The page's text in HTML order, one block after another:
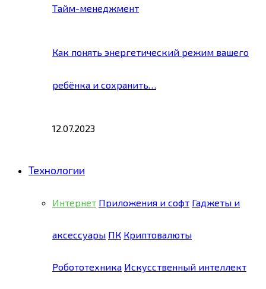
Тайм-менеджмент
Как понять энергетический режим вашего
ребёнка и сохранить…
12.07.2023
Технологии
Интернет Приложения и софт Гаджеты и
аксессуары ПК Криптовалюты
Робототехника Искусственный интеллект